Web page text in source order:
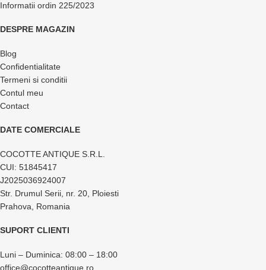
Informatii ordin 225/2023
DESPRE MAGAZIN
Blog
Confidentialitate
Termeni si conditii
Contul meu
Contact
DATE COMERCIALE
COCOTTE ANTIQUE S.R.L.
CUI: 51845417
J2025036924007
Str. Drumul Serii, nr. 20, Ploiesti
Prahova, Romania
SUPORT CLIENTI
Luni – Duminica: 08:00 – 18:00
office@cocotteantique.ro